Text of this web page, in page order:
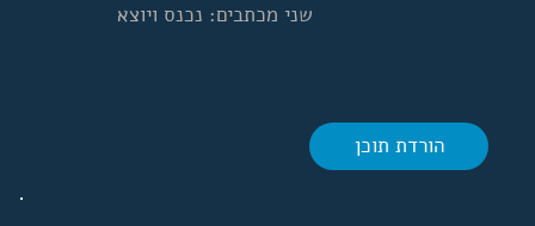
הורדת תוכן
שני מכתבים: נכנס ויוצא